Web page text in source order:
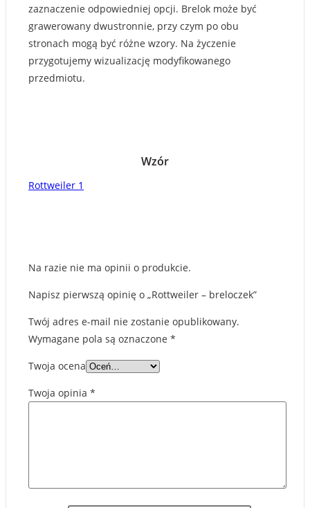
zaznaczenie odpowiedniej opcji. Brelok może być
grawerowany dwustronnie, przy czym po obu
stronach mogą być różne wzory. Na życzenie
przygotujemy wizualizację modyfikowanego
przedmiotu.
Wzór
Rottweiler 1
Na razie nie ma opinii o produkcie.
Napisz pierwszą opinię o „Rottweiler – breloczek”
Twój adres e-mail nie zostanie opublikowany.
Wymagane pola są oznaczone *
Twoja ocena
Twoja opinia *